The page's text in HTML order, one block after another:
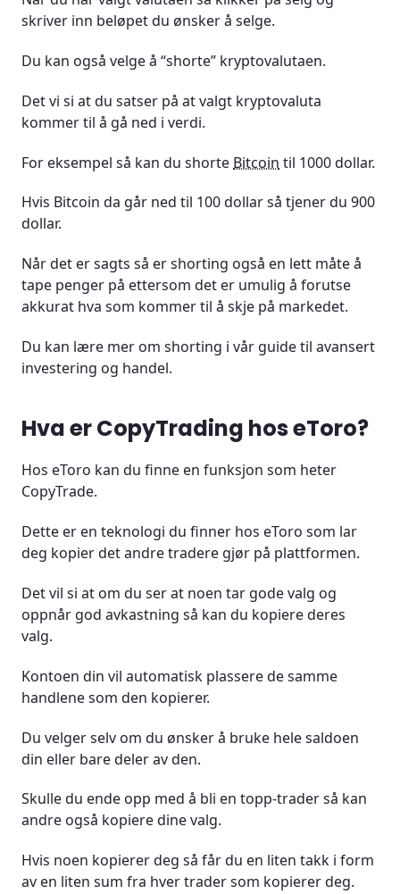
skriver inn beløpet du ønsker å selge.
Du kan også velge å “shorte” kryptovalutaen.
Det vi si at du satser på at valgt kryptovaluta
kommer til å gå ned i verdi.
For eksempel så kan du shorte Bitcoin til 1000 dollar.
Hvis Bitcoin da går ned til 100 dollar så tjener du 900
dollar.
Når det er sagts så er shorting også en lett måte å
tape penger på ettersom det er umulig å forutse
akkurat hva som kommer til å skje på markedet.
Du kan lære mer om shorting i vår guide til avansert
investering og handel.
Hva er CopyTrading hos eToro?
Hos eToro kan du finne en funksjon som heter
CopyTrade.
Dette er en teknologi du finner hos eToro som lar
deg kopier det andre tradere gjør på plattformen.
Det vil si at om du ser at noen tar gode valg og
oppnår god avkastning så kan du kopiere deres
valg.
Kontoen din vil automatisk plassere de samme
handlene som den kopierer.
Du velger selv om du ønsker å bruke hele saldoen
din eller bare deler av den.
Skulle du ende opp med å bli en topp-trader så kan
andre også kopiere dine valg.
Hvis noen kopierer deg så får du en liten takk i form
av en liten sum fra hver trader som kopierer deg.